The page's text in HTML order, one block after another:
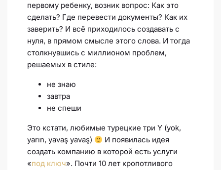
первому ребенку, возник вопрос: Как это
сделать? Где перевести документы? Как их
заверить? И всё приходилось создавать с
нуля, в прямом смысле этого слова. И тогда
столкнувшись с миллионом проблем,
решаемых в стиле:
не знаю
завтра
не спеши
Это кстати, любимые турецкие три Y (yok,
yarın, yavaş yavaş)
И появилась идея
создать компанию в которой есть услуги
«под ключ». Почти 10 лет кропотливого